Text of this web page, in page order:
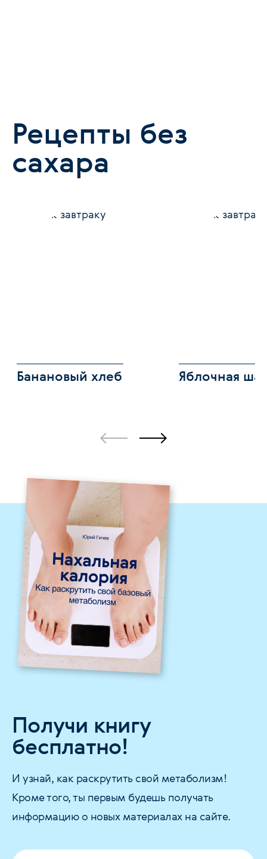
Рецепты без
сахара
Банановый хлеб Яблочная
Получи книгу
бесплатно!
И узнай, как раскрутить свой метаболизм!
Кроме того, ты первым будешь получать
информацию о новых материалах на сайте.